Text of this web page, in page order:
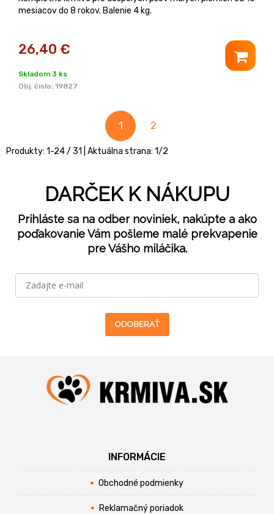
mesiacov do 8 rokov. Balenie 4 kg.
26,40 €
Skladom 3 ks
Obj. čislo: 19827
1 2
Produkty: 1-24/ 31 | Aktuálna strana: 1/2
DARČEK K NÁKUPU
Prihláste sa na odber noviniek, nakúpte a ako
poďakovanie Vám pošleme malé prekvapenie
pre Vášho miláčika.
ODOBERAŤ
INFORMÁCIE
Obchodné podmienky
Reklamačný poriadok